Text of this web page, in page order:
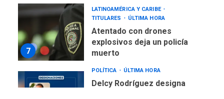
7
LATINOAMÉRICA Y CARIBE
TITULARES
ÚLTIMA HORA
Atentado con drones
explosivos deja un policía
muerto
POLÍTICA ÚLTIMA HORA
Delcy Rodríguez designa